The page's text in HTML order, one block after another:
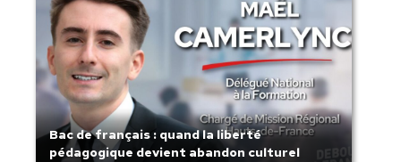
Bac de français : quand la liberté
pédagogique devient abandon culturel